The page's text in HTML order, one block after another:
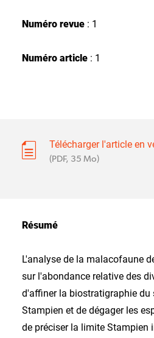
Numéro revue : 1
Numéro article : 1
Télécharger l'article en
(PDF, 35 Mo)
Résumé
L'analyse de la malacofaune
sur l'abondance relative des
d'affiner la biostratigraphie du
Stampien et de dégager les
de préciser la limite Stampien